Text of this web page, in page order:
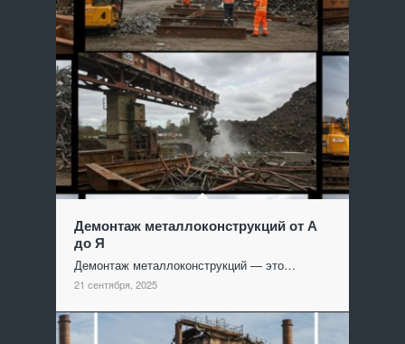
Демонтаж металлоконструкций от А
до Я
Демонтаж металлоконструкций — это…
21 сентября, 2025